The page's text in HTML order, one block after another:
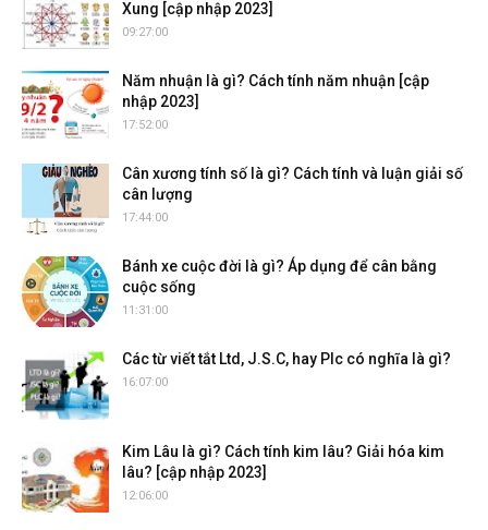
Xung [cập nhập 2023]
09:27:00
Năm nhuận là gì? Cách tính năm nhuận [cập
nhập 2023]
17:52:00
Cân xương tính số là gì? Cách tính và luận giải số
cân lượng
17:44:00
Bánh xe cuộc đời là gì? Áp dụng để cân bằng
cuộc sống
11:31:00
Các từ viết tắt Ltd, J.S.C, hay Plc có nghĩa là gì?
16:07:00
Kim Lâu là gì? Cách tính kim lâu? Giải hóa kim
lâu? [cập nhập 2023]
12:06:00